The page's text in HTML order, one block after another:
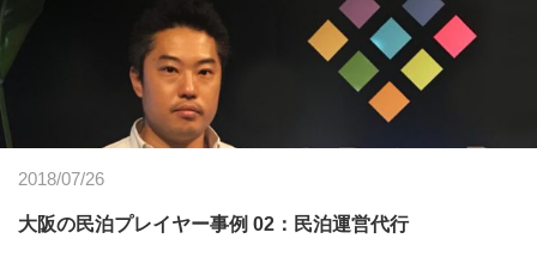
2018/07/26
大阪の民泊プレイヤー事例 02：民泊運営代行